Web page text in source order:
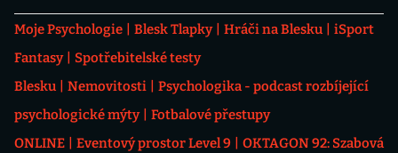
Moje Psychologie Blesk Tlapky Hráči na Blesku
iSport
Fantasy
Spotřebitelské testy
Blesku
Nemovitosti
Psychologika - podcast rozbíjející
psychologické mýty
Fotbalové přestupy
ONLINE
Eventový prostor Level 9
OKTAGON 92: Szabová